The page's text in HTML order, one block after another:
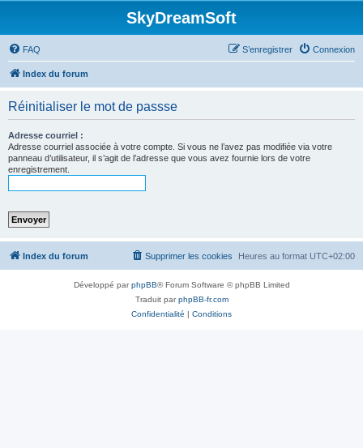
SkyDreamSoft
FAQ Connexion
S’enregistrer
Index du forum
Réinitialiser le mot de passse
Adresse courriel :
Adresse courriel associée à votre compte. Si vous ne l’avez pas modifiée via votre
panneau d’utilisateur, il s’agit de l’adresse que vous avez fournie lors de votre
enregistrement.
Index du forum Heures au format UTC+02:00
Supprimer les cookies
Développé parphpBB® Forum Software © phpBB Limited
Traduit parphpBB-fr.com
Confidentialité | Conditions